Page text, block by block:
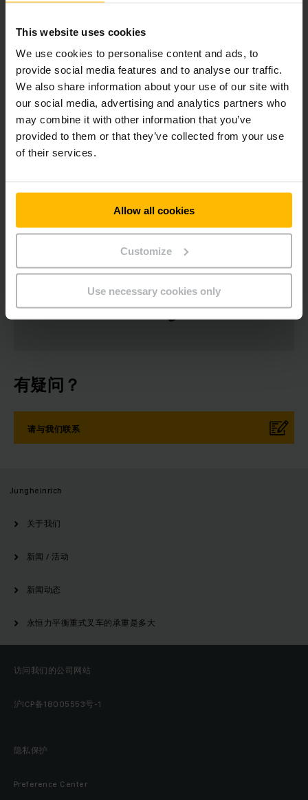
This website uses cookies
We use cookies to personalise content and ads, to
provide social media features and to analyse our traffic.
We also share information about your use of our site with
our social media, advertising and analytics partners who
may combine it with other information that you’ve
provided to them or that they’ve collected from your use
of their services.
Allow all cookies
Customize
Use necessary cookies only
入，让这些加工企业成功通过质监局的环保检查，尤其是在成本
开支方面，不仅节省人力成本预算，还可以降低后续的维护成本
另一方面，通过柴油和天然气叉车的对比发展，在日常的作业
中，其实采用永恒力平衡重式叉车的话，它除了可以持续保持高
负载能力外，还可以帮助仓库加倍提升工作效率，另外，永恒力
平衡重式叉车还采用低噪音且符合人体工程学的设计，不管是日
常作业还是长短距离运输，都不会给人造成不适感。
社会媒体
有疑问？
请与我们联系
Jungheinrich
关于我们
新闻 / 活动
新闻动态
永恒力平衡重式叉车的承重是多大
访问我们的公司网站
沪ICP备18005553号-1
隐私保护
Preference Center